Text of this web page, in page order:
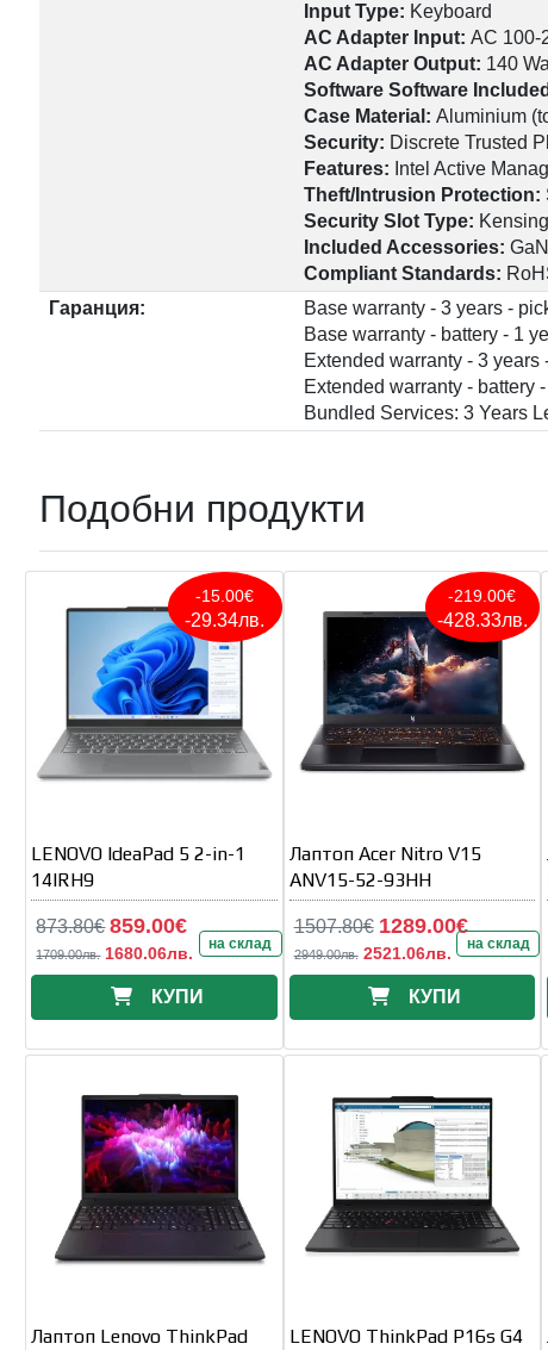
Input Type: Keyboard
AC Adapter Input:AC 100-
AC Adapter Output: 140
Software Software
Case Material:Aluminium
Security: Discrete Trusted
Features: Intel Active
Theft/Intrusion Protection:
Security Slot Type:
Included Accessories:
Compliant Standards:
Гаранция:
Base warranty - 3 years -
Base warranty - battery - 1
Extended warranty - 3
Extended warranty - battery
Bundled Services: 3 Years
Подобни продукти
-15.00€
-29.34лв.
LENOVO IdeaPad 5 2-in-1
14IRH9
873.80€ 859.00€
1709.00лв. 1680.06лв. на склад
КУПИ
-219.00€
-428.33лв.
Лаптоп Acer Nitro V15
ANV15-52-93HH
1507.80€ 1289.00€
2949.00лв. 2521.06лв. на склад
КУПИ
Лаптоп Lenovo ThinkPad LENOVO ThinkPad P16s G4